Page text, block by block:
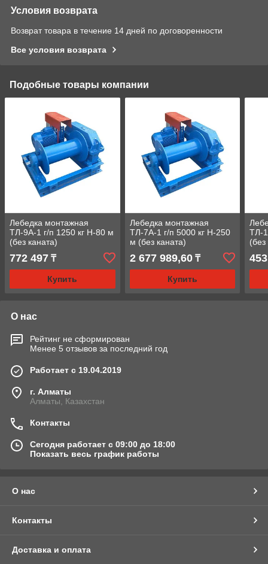
Условия возврата
Возврат товара в течение 14 дней по договоренности
Все условия возврата
Подобные товары компании
Лебедка монтажная
ТЛ-9А-1 г/п 1250 кг Н-80 м
(без каната)
772 497 ₸
Купить
Лебедка монтажная
ТЛ-7А-1 г/п 5000 кг Н-250
м (без каната)
2 677 989,60₸
Купить
ТЛ-
(без
О нас
Рейтинг не сформирован
Менее 5 отзывов за последний год
Работает с 19.04.2019
г. Алматы
Алматы, Казахстан
Контакты
Сегодня работает с 09:00 до 18:00
Показать весь график работы
О нас
Контакты
Доставка и оплата